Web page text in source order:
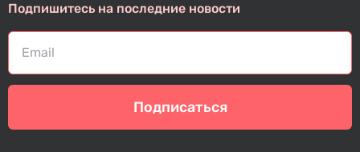
Подпишитесь на последние новости
Подписаться